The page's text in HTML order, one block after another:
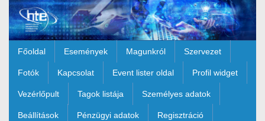
Ugrás a fő tartalomhoz
Főoldal Események Magunkról Szervezet
Fotók Kapcsolat Event lister oldal Profil widget
Vezérlőpult Tagok listája Személyes adatok
Beállítások Pénzügyi adatok Regisztráció